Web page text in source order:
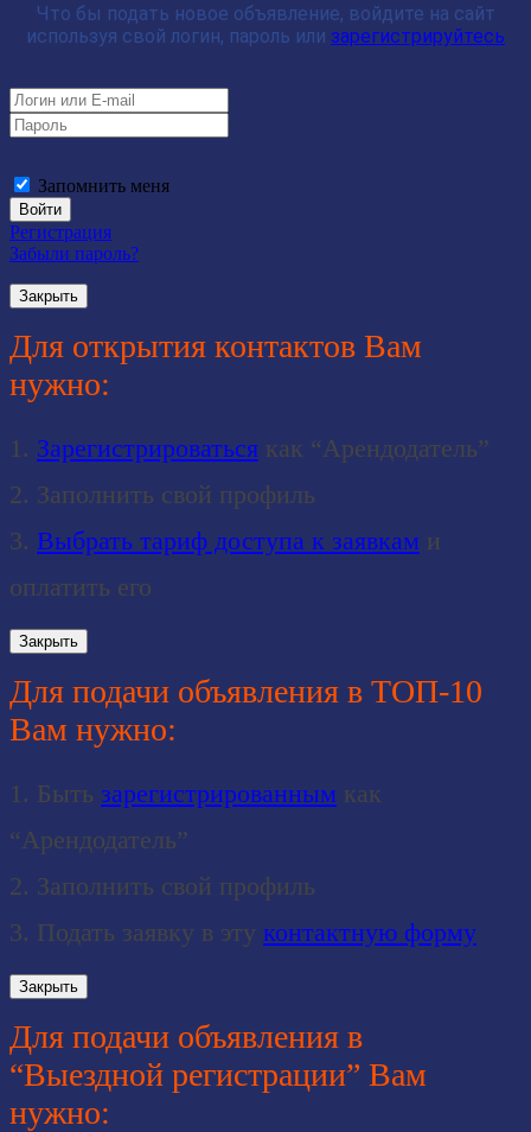
Что бы подать новое объявление, войдите на сайт
используя свой логин, пароль или зарегистрируйтесь
Запомнить меня
Регистрация
Забыли пароль?
Закрыть
Для открытия контактов Вам
нужно:
1. Зарегистрироваться как “Арендодатель”
2. Заполнить свой профиль
3. Выбрать тариф доступа к заявкам и
оплатить его
Закрыть
Для подачи объявления в ТОП-10
Вам нужно:
1. Быть зарегистрированным как
“Арендодатель”
2. Заполнить свой профиль
3. Подать заявку в эту контактную форму
Закрыть
Для подачи объявления в
“Выездной регистрации” Вам
нужно: